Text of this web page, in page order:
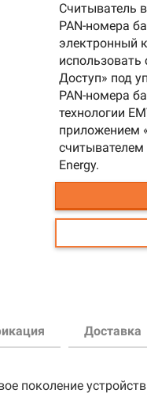
Считыватель
PAN-номера
электронный
Доступ» под
PAN-номера
технологии
приложением
Energy.
Доставка
поколение
заранее
них способом,